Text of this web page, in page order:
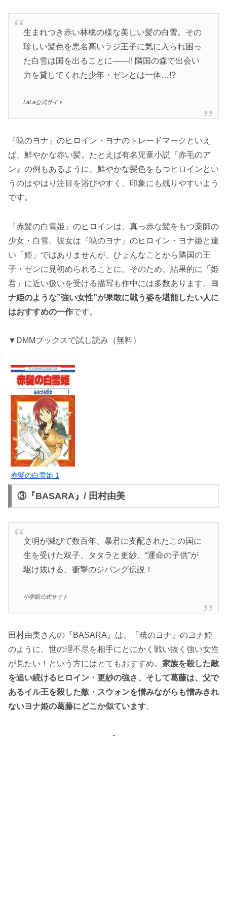
生まれつき赤い林檎の様な美しい髪の白雪。その
珍しい髪色を悪名高いラジ王子に気に入られ困っ
た白雪は国を出ることに――!! 隣国の森で出会い
力を貸してくれた少年・ゼンとは一体…!?
LaLa公式サイト
『暁のヨナ』のヒロイン・ヨナのトレードマークといえ
ば、鮮やかな赤い髪。たとえば有名児童小説『赤毛のア
ン』の例もあるように、鮮やかな髪色をもつヒロインとい
うのはやはり注目を浴びやすく、印象にも残りやすいよう
です。
『赤髪の白雪姫』のヒロインは、真っ赤な髪をもつ薬師の
少女・白雪。彼女は『暁のヨナ』のヒロイン・ヨナ姫と違
い「姫」ではありませんが、ひょんなことから隣国の王
子・ゼンに見初められることに。そのため、結果的に「姫
君」に近い扱いを受ける描写も作中には多数あります。
ヨ
ナ姫のような”強い女性”が果敢に戦う姿を堪能したい人に
はおすすめの一作です。
▼DMMブックスで試し読み（無料）
赤髪の白雪姫 1
③『BASARA』/ 田村由美
文明が滅びて数百年、暴君に支配されたこの国に
生を受けた双子、タタラと更紗。“運命の子供”が
駆け抜ける、衝撃のジパング伝説！
小学館公式サイト
田村由美さんの『BASARA』は、『暁のヨナ』のヨナ姫
のように、世の理不尽を相手にとにかく戦い抜く強い女性
が見たい！という方にはとてもおすすめ。 家族を殺した敵
を追い続けるヒロイン・更紗の強さ、そして葛藤は、父で
あるイル王を殺した敵・スウォンを憎みながらも憎みきれ
ないヨナ姫の葛藤にどこか似ています。
-